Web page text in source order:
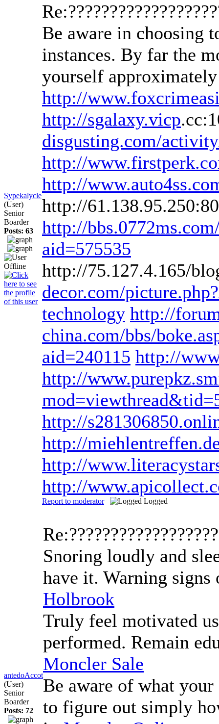
Sypekalycle
(User)
Senior
Boarder
Posts: 63
Be aware in choosing
instances. By far the
yourself
http://
http://sgalaxy.vicp
disgusting.com/
http://
http://
http://
http://
aid=575535
http://75.127.4.165/
decor.com/
technology http://
china.com/bbs/
aid=240115 http://
http://
http://
http://
http://
http://
Report to moderator Logged
antedoAccot
(User)
Senior
Boarder
Posts: 72
Snoring loudly and
have it. Warning
Holbrook
Truly feel motivated
performed. Remain
Moncler Sale
Be aware of what
to figure out simply